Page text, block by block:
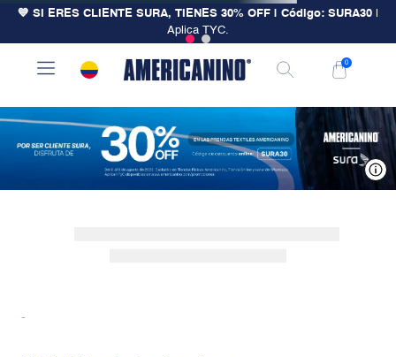
💙 SI ERES CLIENTE SURA, TIENES 30% OFF | Código: SURA30
Aplica TYC.
0
-